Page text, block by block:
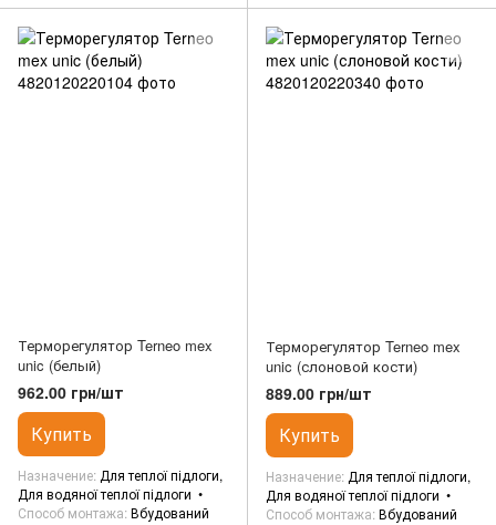
Терморегулятор Terneo mex
unic (белый)
962.00 грн/шт
Купить
Назначение Для теплої підлоги,
Для водяної теплої підлоги
Способ монтажа Вбудований
Терморегулятор Terneo mex
unic (слоновой кости)
889.00 грн/шт
Купить
Назначение Для теплої підлоги,
Для водяної теплої підлоги
Способ монтажа Вбудований